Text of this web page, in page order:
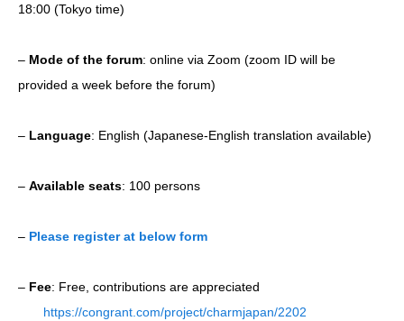
18:00 (Tokyo time)
– Mode of the forum: online via Zoom (zoom ID will be
provided a week before the forum)
– Language: English (Japanese-English translation available)
– Available seats: 100 persons
– Please register at below form
– Fee: Free, contributions are appreciated
https://congrant.com/project/charmjapan/2202